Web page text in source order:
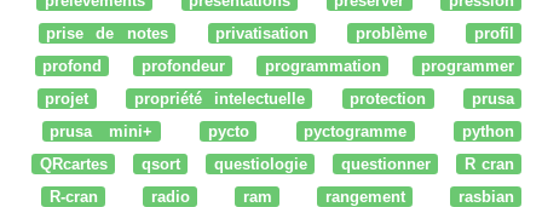
prise de notes
privatisation problème
profil
profond
profondeur programmation
programmer
projet
propriété intelectuelle protection
prusa
prusa mini+
pycto pyctogramme
python
QRcartes
qsort questiologie questionner
R cran
R-cran
radio ram rangement
rasbian